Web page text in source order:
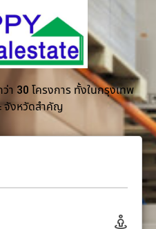
า 30 โครงการ ทั้งในกรุงเทพ
จังหวัดสำคัญ